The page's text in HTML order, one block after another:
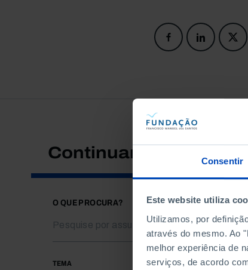
Consentir
Este website utiliza
Utilizamos, por
através do mesmo. Ao
melhor experiência de
serviços, de acordo
Continuar a pesquisar
O QUE PROCURA?
TEMA